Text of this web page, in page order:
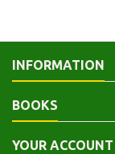
INFORMATION
BOOKS
YOUR ACCOUNT